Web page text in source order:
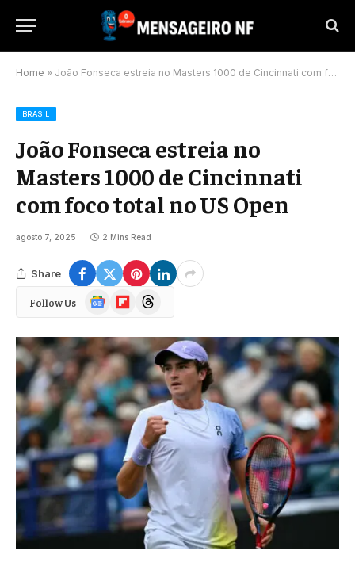
Home » João Fonseca estreia no Masters 1000 de Cincinnati com foco total no US Open
BRASIL
João Fonseca estreia no
Masters 1000 de Cincinnati
com foco total no US Open
agosto 7, 2025 2 Mins Read
Share
Follow Us
Google
News
FlipboardThreads